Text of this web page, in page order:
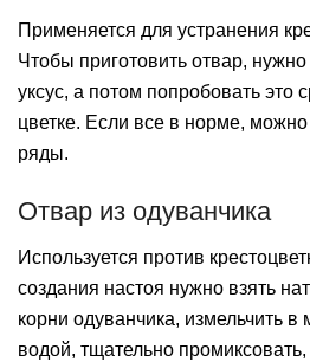
Применяется для устранения
Чтобы приготовить отвар,
уксус, а потом попробовать это
цветке. Если все в норме,
ряды.
Отвар из одуванчика
Используется против
создания настоя нужно взять
корни одуванчика, измельчить в
водой, тщательно